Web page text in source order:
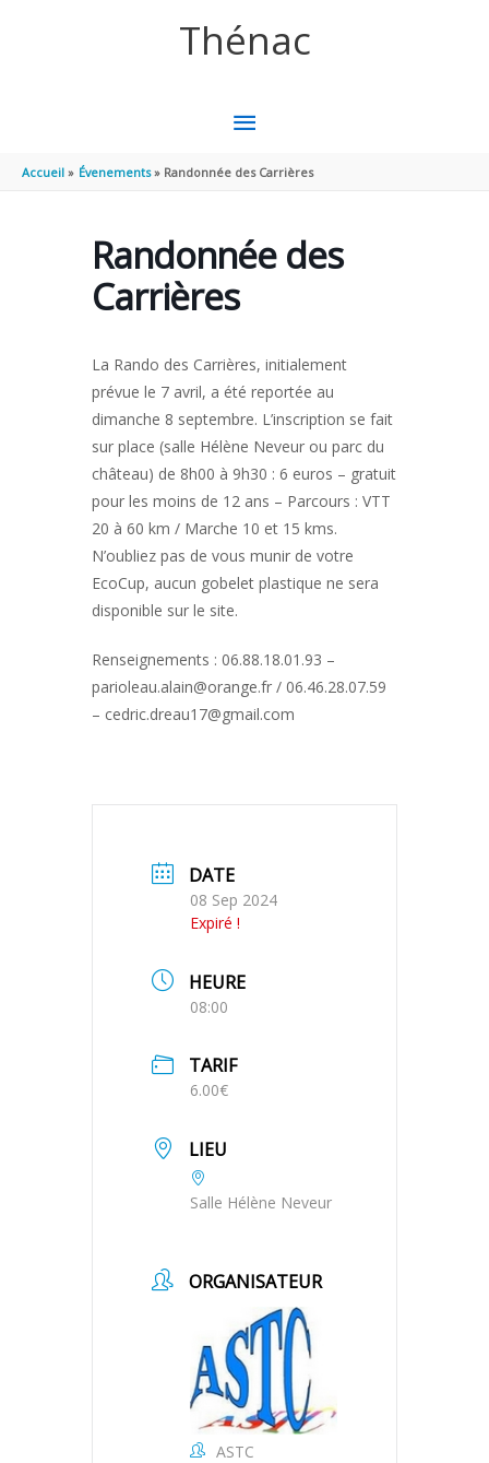
Thénac
MENU
PRINCIPAL
Accueil Évenements Randonnée des Carrières
Randonnée des
Carrières
La Rando des Carrières, initialement
prévue le 7 avril, a été reportée au
dimanche 8 septembre. L’inscription se fait
sur place (salle Hélène Neveur ou parc du
château) de 8h00 à 9h30 : 6 euros – gratuit
pour les moins de 12 ans – Parcours : VTT
20 à 60 km / Marche 10 et 15 kms.
N’oubliez pas de vous munir de votre
EcoCup, aucun gobelet plastique ne sera
disponible sur le site.
Renseignements : 06.88.18.01.93 –
parioleau.alain@orange.fr / 06.46.28.07.59
– cedric.dreau17@gmail.com
DATE
08 Sep 2024
Expiré !
HEURE
08:00
TARIF
6.00€
LIEU
Salle Hélène Neveur
ORGANISATEUR
ASTC